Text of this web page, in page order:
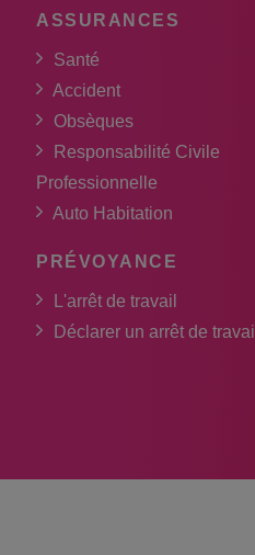
ASSURANCES
Santé
Accident
Obsèques
Responsabilité Civile
Professionnelle
Auto Habitation
PRÉVOYANCE
L'arrêt de travail
Déclarer un arrêt de travail